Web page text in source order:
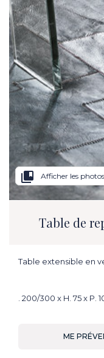
collections_bookmark Afficher les photos
Table de
Table extensible en
. 200/300 x H. 75 x P.
ME